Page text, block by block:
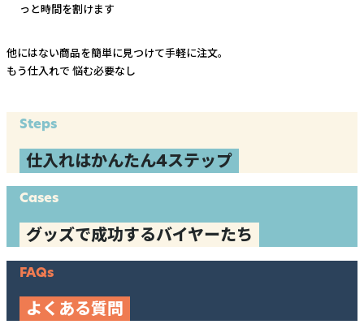
っと時間を割けます
他にはない商品を簡単に見つけて手軽に注文。
もう仕入れで 悩む必要なし
Steps
仕入れはかんたん4ステップ
Cases
グッズで成功するバイヤーたち
FAQs
よくある質問